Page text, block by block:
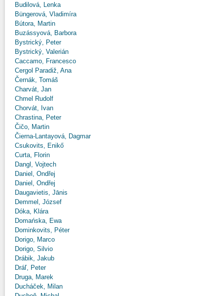
Budilová, Lenka
Büngerová, Vladimíra
Bútora, Martin
Buzássyová, Barbora
Bystrický, Peter
Bystrický, Valerián
Caccamo, Francesco
Cergol Paradiž, Ana
Černák, Tomáš
Charvát, Jan
Chmel Rudolf
Chorvát, Ivan
Chrastina, Peter
Čičo, Martin
Čierna-Lantayová, Dagmar
Csukovits, Enikő
Curta, Florin
Dangl, Vojtech
Daniel, Ondřej
Daniel, Ondřej
Daugavietis, Jānis
Demmel, József
Dóka, Klára
Domańska, Ewa
Dominkovits, Péter
Dorigo, Marco
Dorigo, Silvio
Drábik, Jakub
Dráľ, Peter
Druga, Marek
Ducháček, Milan